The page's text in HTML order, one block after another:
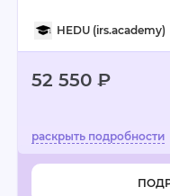
HEDU (irs.academy)
52 550 ₽